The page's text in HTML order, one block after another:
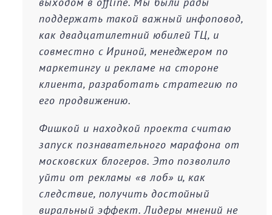
поддержать такой важный инфоповод,
как двадцатилетний юбилей ТЦ, и
совместно с Ириной, менеджером по
маркетингу и рекламе на стороне
клиента, разработать стратегию по
его продвижению.
Фишкой и находкой проекта считаю
запуск познавательного марафона от
московских блогеров. Это позволило
уйти от рекламы «в лоб» и, как
следствие, получить достойный
виральный эффект. Лидеры мнений не